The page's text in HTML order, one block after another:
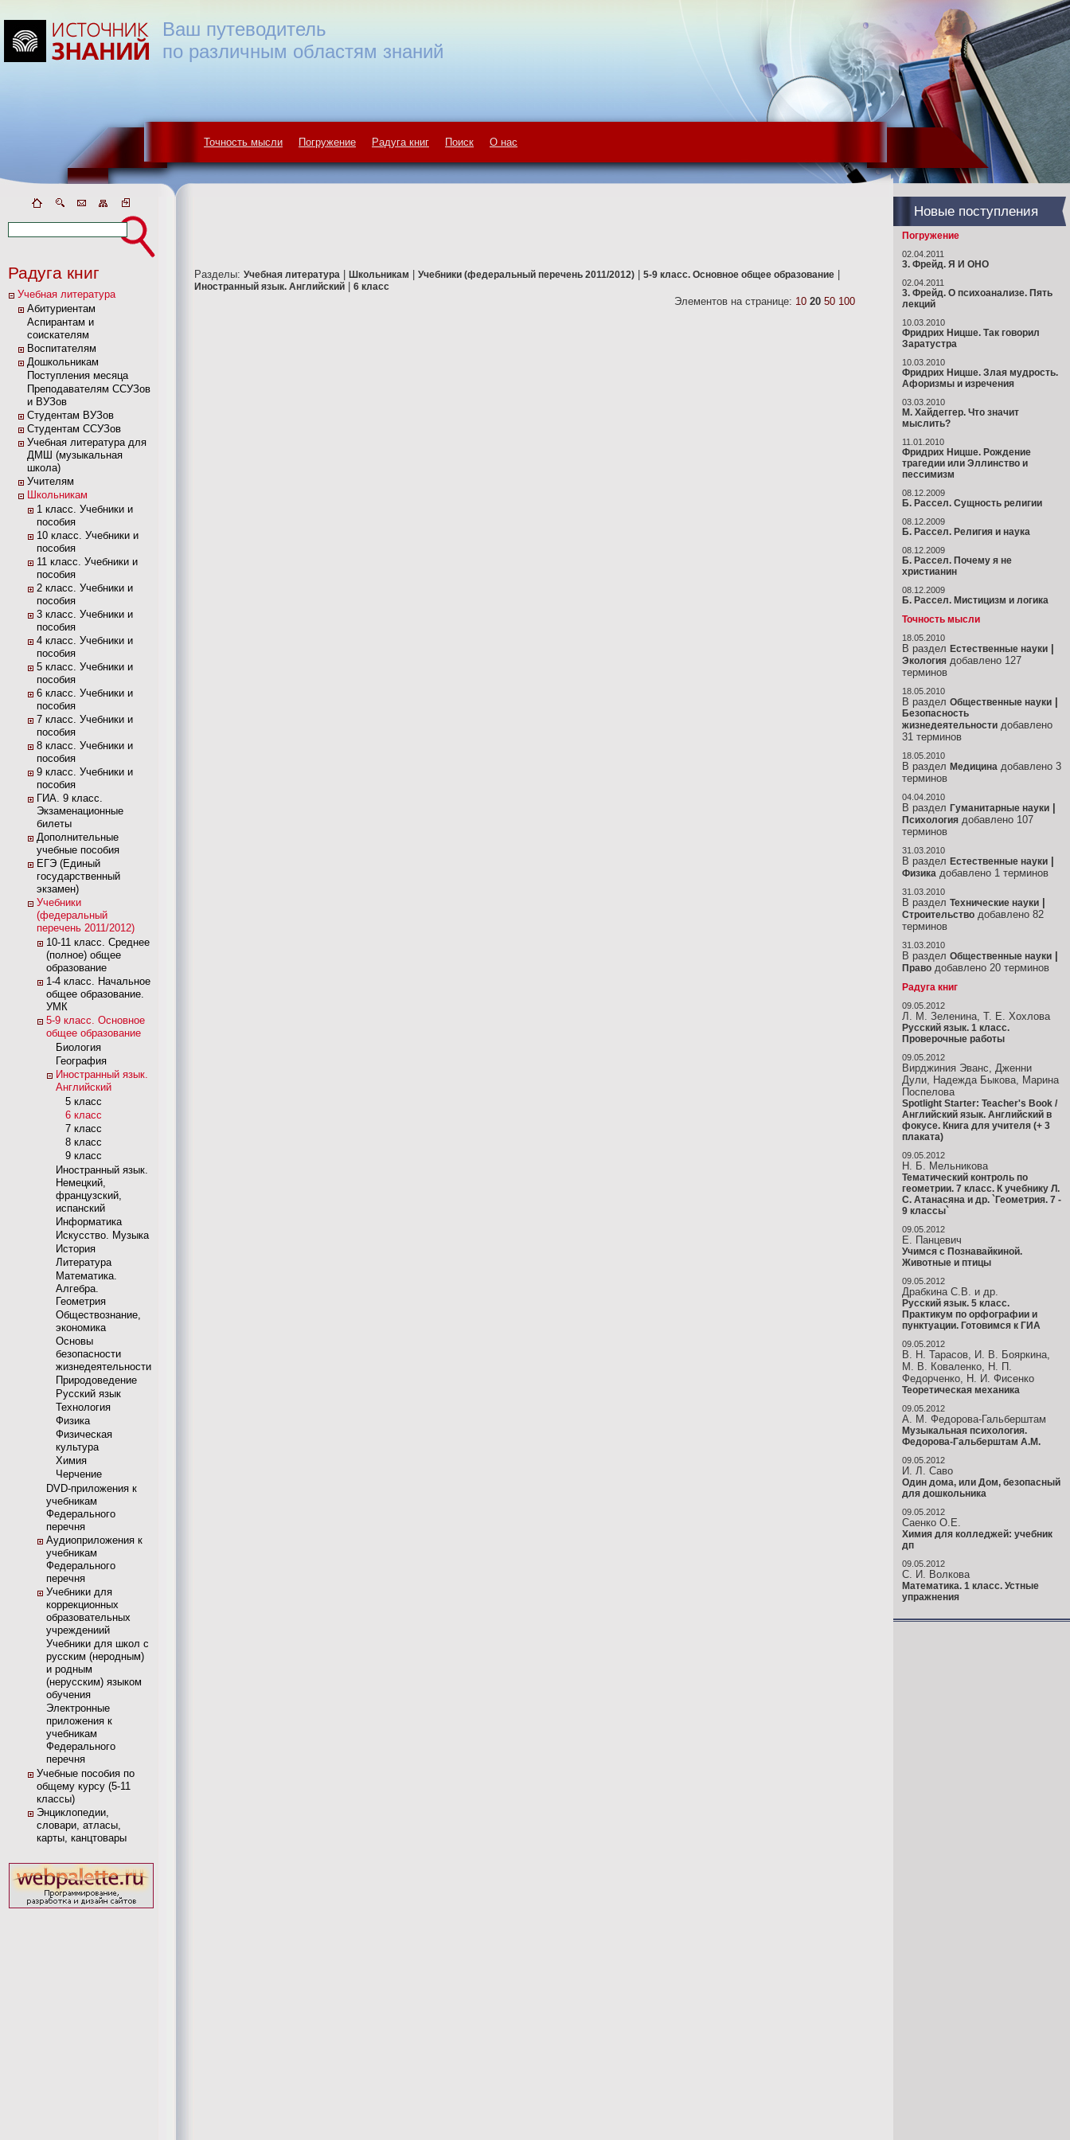
Точность мысли Погружение Радуга книг Поиск О нас
Ваш путеводитель
по различным областям знаний
Радуга книг
Учебная литература
Абитуриентам
Аспирантам и
соискателям
Воспитателям
Дошкольникам
Поступления месяца
Преподавателям ССУЗов
и ВУЗов
Студентам ВУЗов
Студентам ССУЗов
Учебная литература для
ДМШ (музыкальная
школа)
Учителям
Школьникам
1 класс. Учебники и
пособия
10 класс. Учебники и
пособия
11 класс. Учебники и
пособия
2 класс. Учебники и
пособия
3 класс. Учебники и
пособия
4 класс. Учебники и
пособия
5 класс. Учебники и
пособия
6 класс. Учебники и
пособия
7 класс. Учебники и
пособия
8 класс. Учебники и
пособия
9 класс. Учебники и
пособия
ГИА. 9 класс.
Экзаменационные
билеты
Дополнительные
учебные пособия
ЕГЭ (Единый
государственный
экзамен)
Учебники
(федеральный
перечень 2011/2012)
10-11 класс. Среднее
(полное) общее
образование
1-4 класс. Начальное
общее образование.
УМК
5-9 класс. Основное
общее образование
Биология
География
Иностранный язык.
Английский
5 класс
6 класс
7 класс
8 класс
9 класс
Иностранный язык.
Немецкий,
французский,
испанский
Информатика
Искусство. Музыка
История
Литература
Математика.
Алгебра.
Геометрия
Обществознание,
экономика
Основы
безопасности
жизнедеятельности
Природоведение
Русский язык
Технология
Физика
Физическая
культура
Химия
Черчение
DVD-приложения к
учебникам
Федерального
перечня
Аудиоприложения к
учебникам
Федерального
перечня
Учебники для
коррекционных
образовательных
учреждениий
Учебники для школ с
русским (неродным)
и родным
(нерусским) языком
обучения
Электронные
приложения к
учебникам
Федерального
перечня
Учебные пособия по
общему курсу (5-11
классы)
Энциклопедии,
словари, атласы,
карты, канцтовары
Разделы: Учебная литература Школьникам Учебники (федеральный перечень 2011/2012) 5-9 класс. Основное общее образование
Иностранный язык. Английский 6 класс
Элементов на странице: 10 20 50 100
Новые поступления
Погружение
02.04.2011
3. Фрейд. Я И ОНО
02.04.2011
3. Фрейд. О психоанализе. Пять
лекций
10.03.2010
Фридрих Ницше. Так говорил
Заратустра
10.03.2010
Фридрих Ницше. Злая мудрость.
Афоризмы и изречения
03.03.2010
М. Хайдеггер. Что значит
мыслить?
11.01.2010
Фридрих Ницше. Рождение
трагедии или Эллинство и
пессимизм
08.12.2009
Б. Рассел. Сущность религии
08.12.2009
Б. Рассел. Религия и наука
08.12.2009
Б. Рассел. Почему я не
христианин
08.12.2009
Б. Рассел. Мистицизм и логика
Точность мысли
18.05.2010
В раздел Естественные науки
Экология добавлено 127
терминов
18.05.2010
В раздел Общественные науки
Безопасность
жизнедеятельности добавлено
31 терминов
18.05.2010
В раздел Медицина добавлено 3
терминов
04.04.2010
В раздел Гуманитарные науки
Психология добавлено 107
терминов
31.03.2010
В раздел Естественные науки
Физика добавлено 1 терминов
31.03.2010
В раздел Технические науки
Строительство добавлено 82
терминов
31.03.2010
В раздел Общественные науки
Право добавлено 20 терминов
Радуга книг
09.05.2012
Л. М. Зеленина, Т. Е. Хохлова
Русский язык. 1 класс.
Проверочные работы
09.05.2012
Вирджиния Эванс, Дженни
Дули, Надежда Быкова, Марина
Поспелова
Spotlight Starter: Teacher's Book /
Английский язык. Английский в
фокусе. Книга для учителя (+ 3
плаката)
09.05.2012
Н. Б. Мельникова
Тематический контроль по
геометрии. 7 класс. К учебнику Л.
С. Атанасяна и др. `Геометрия. 7 -
9 классы`
09.05.2012
Е. Панцевич
Учимся с Познавайкиной.
Животные и птицы
09.05.2012
Драбкина С.В. и др.
Русский язык. 5 класс.
Практикум по орфографии и
пунктуации. Готовимся к ГИА
09.05.2012
В. Н. Тарасов, И. В. Бояркина,
М. В. Коваленко, Н. П.
Федорченко, Н. И. Фисенко
Теоретическая механика
09.05.2012
А. М. Федорова-Гальберштам
Музыкальная психология.
Федорова-Гальберштам А.М.
09.05.2012
И. Л. Саво
Один дома, или Дом, безопасный
для дошкольника
09.05.2012
Саенко О.Е.
Химия для колледжей: учебник
дп
09.05.2012
С. И. Волкова
Математика. 1 класс. Устные
упражнения